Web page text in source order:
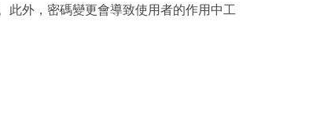
此外，密碼變更會導致使用者的作用中工